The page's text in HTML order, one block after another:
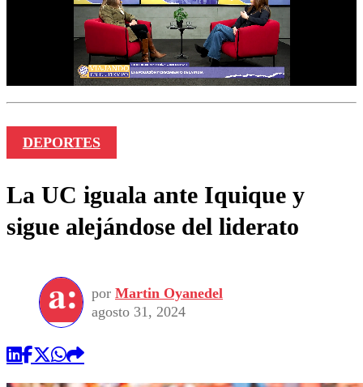
DEPORTES
La UC iguala ante Iquique y
sigue alejándose del liderato
por Martin Oyanedel
agosto 31, 2024